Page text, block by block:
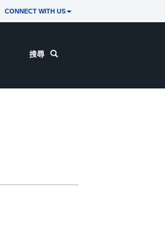
CONNECT WITH US
搜尋